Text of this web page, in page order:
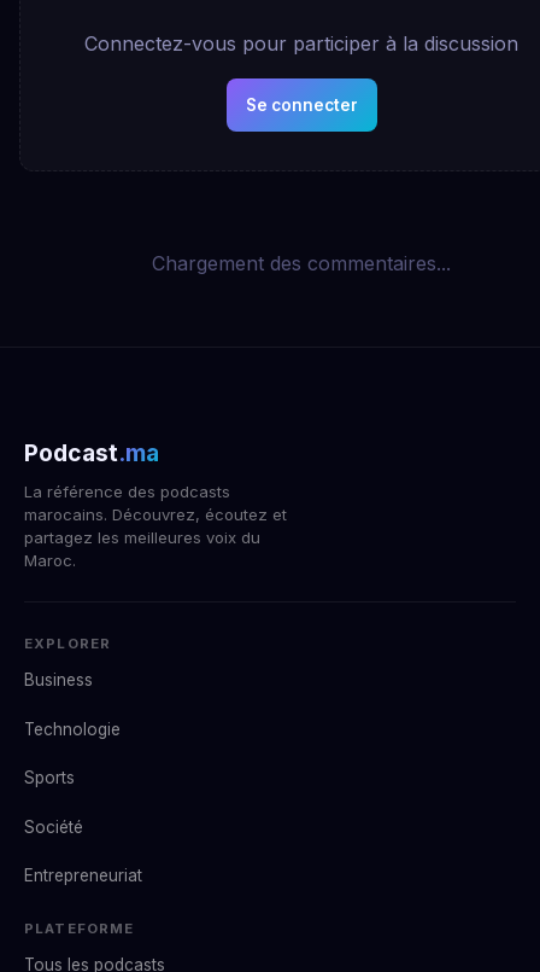
Connectez-vous pour participer à la discussion
Se connecter
Chargement des commentaires...
Podcast.ma
La référence des podcasts
marocains. Découvrez, écoutez et
partagez les meilleures voix du
Maroc.
EXPLORER
Business
Technologie
Sports
Société
Entrepreneuriat
PLATEFORME
Tous les podcasts